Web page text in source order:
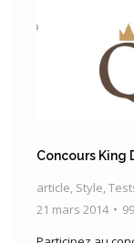
Concours King
article, Style,
21 mars 2014